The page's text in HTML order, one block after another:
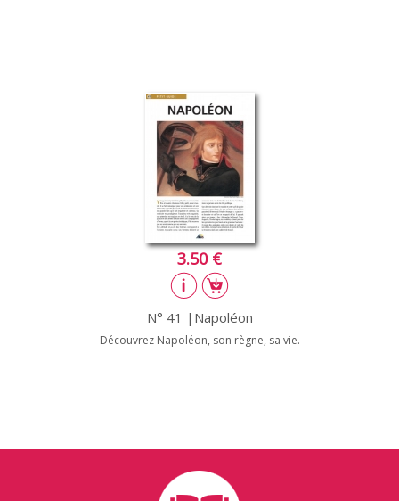
3.50 €
N° 41 |Napoléon
Découvrez Napoléon, son règne, sa vie.